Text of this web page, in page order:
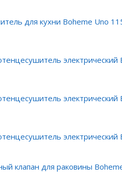
для кухни Boheme Uno
электрический
электрический
электрический
клапан для раковины